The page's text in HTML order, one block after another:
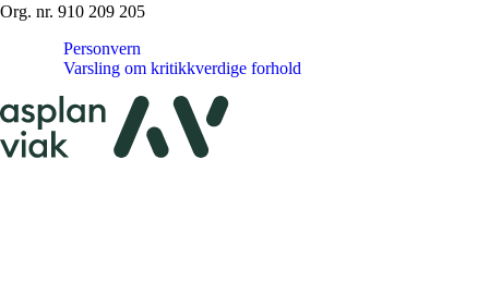
Org. nr. 910 209 205
Personvern
Varsling om kritikkverdige forhold